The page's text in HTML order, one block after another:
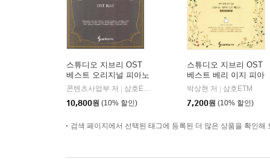
스튜디오 지브리 OST
베스트 오리지널 피아노
버전
콘텐츠사업부 저
삼호ETM
10,800원 (10% 할인)
스튜디오 지브리 OST
베스트 베리 이지 피아
노 버전
박상현 저
삼호ETM
7,200원 (10% 할인)
검색 페이지에서 선택된 태그에 등록된 더 많은 상품을 확인해